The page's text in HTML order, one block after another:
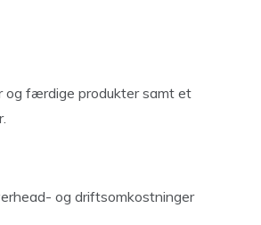
og færdige produkter samt et
og driftsomkostninger